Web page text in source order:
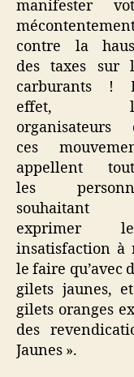
manifester
contre la
des taxes sur
carburants !
effet,
organisateurs
ces
appellent
les
souhaitant
exprimer
insatisfaction à
le faire qu’avec
gilets jaunes,
gilets oranges
des
Jaunes ».